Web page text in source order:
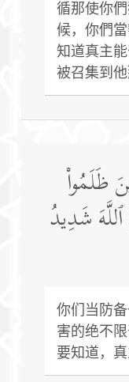
循那使你
候，你們
知道真主
被召集到他
ظَلَمُوا۟
شَدِیدُ
你们当防
害的绝不
要知道，